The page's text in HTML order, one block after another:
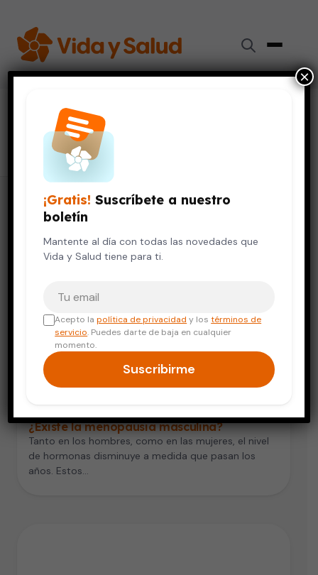
terapia de reemplazo hormonal
23 artículos
¿Existe la menopausia masculina?
Tanto en los hombres, como en las mujeres, el nivel
de hormonas disminuye a medida que pasan los
años. Estos…
¡Gratis! Suscríbete a nuestro
boletín
Mantente al día con todas las novedades que
Vida y Salud tiene para ti.
Acepto lapolítica de privacidad y lostérminos de
servicio. Puedes darte de baja en cualquier
momento.
Suscribirme
×